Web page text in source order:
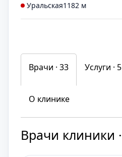
Уральская1182 м
Врачи · 33 Услуги · 5
О клинике
Врачи клиники ·